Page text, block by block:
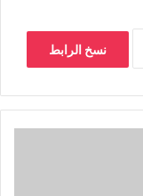
نسخ الرابط